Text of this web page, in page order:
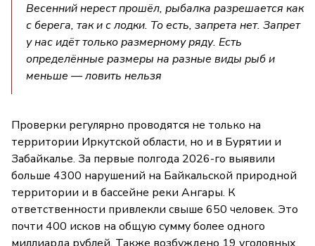
Весенний нерест прошёл, рыбалка разрешается как
с берега, так и с лодки. То есть, запрета нет. Запрет
у нас идёт только размерному ряду. Есть
определённые размеры на разные виды рыб и
меньше — ловить нельзя
Проверки регулярно проводятся не только на
территории Иркутской области, но и в Бурятии и
Забайкалье. За первые полгода 2026-го выявили
больше 4300 нарушений на Байкальской природной
территории и в бассейне реки Ангары. К
ответственности привлекли свыше 650 человек. Это
почти 400 исков на общую сумму более одного